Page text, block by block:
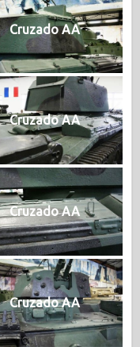
Cruzado AA
Cruzado AA
Cruzado AA
Cruzado AA